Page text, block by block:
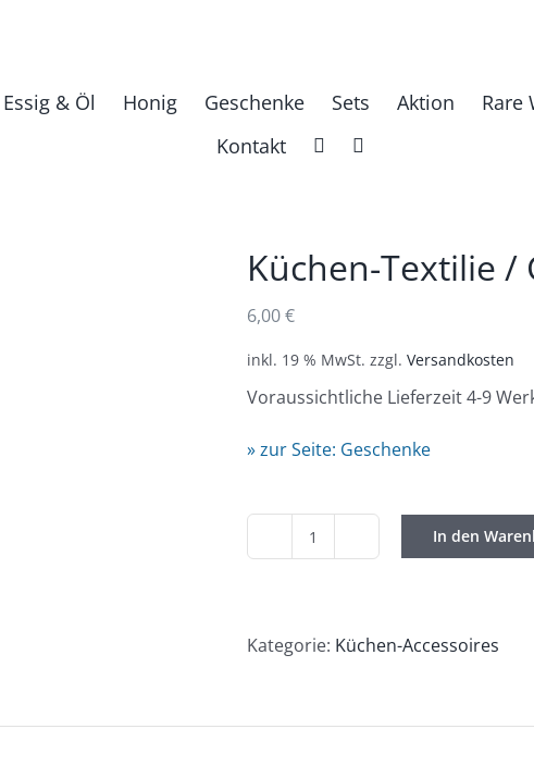
Essig & Öl Honig Geschenke Sets Aktion
Rare
Kontakt
Küchen-Textilie /
6,00€
inkl. 19 % MwSt. zzgl. Versandkosten
Voraussichtliche Lieferzeit 4-9
» zur Seite: Geschenke
Küchen-
Geschirrtuch
In den
Kategorie: Küchen-Accessoires